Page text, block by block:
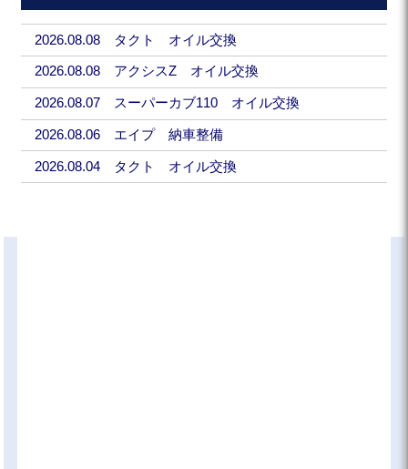
2026.08.08 タクト オイル交換
2026.08.08 アクシスZ オイル交換
2026.08.07 スーパーカブ110 オイル交換
2026.08.06 エイプ 納車整備
2026.08.04 タクト オイル交換